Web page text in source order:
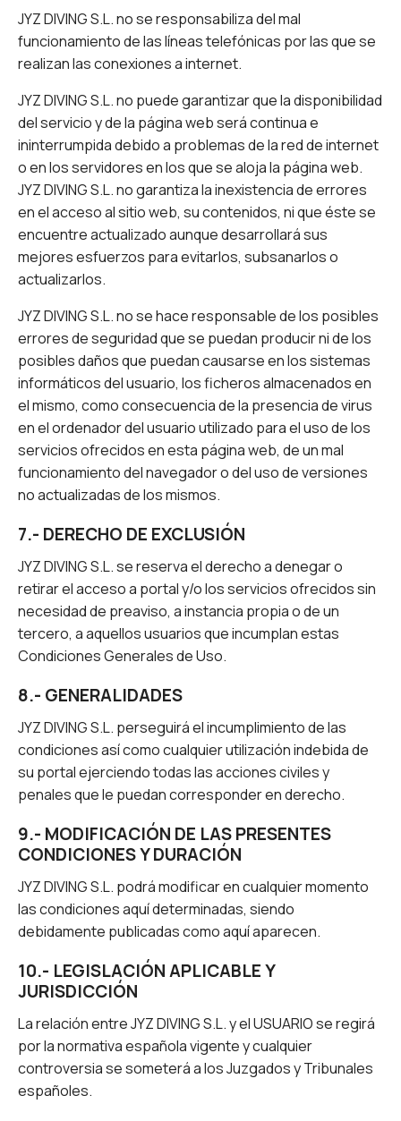
JYZ DIVING S.L. no se responsabiliza del mal
funcionamiento de las líneas telefónicas por las que se
realizan las conexiones a internet.
JYZ DIVING S.L. no puede garantizar que la disponibilidad
del servicio y de la página web será continua e
ininterrumpida debido a problemas de la red de internet
o en los servidores en los que se aloja la página web.
JYZ DIVING S.L. no garantiza la inexistencia de errores
en el acceso al sitio web, su contenidos, ni que éste se
encuentre actualizado aunque desarrollará sus
mejores esfuerzos para evitarlos, subsanarlos o
actualizarlos.
JYZ DIVING S.L. no se hace responsable de los posibles
errores de seguridad que se puedan producir ni de los
posibles daños que puedan causarse en los sistemas
informáticos del usuario, los ficheros almacenados en
el mismo, como consecuencia de la presencia de virus
en el ordenador del usuario utilizado para el uso de los
servicios ofrecidos en esta página web, de un mal
funcionamiento del navegador o del uso de versiones
no actualizadas de los mismos.
7.- DERECHO DE EXCLUSIÓN
JYZ DIVING S.L. se reserva el derecho a denegar o
retirar el acceso a portal y/o los servicios ofrecidos sin
necesidad de preaviso, a instancia propia o de un
tercero, a aquellos usuarios que incumplan estas
Condiciones Generales de Uso.
8.- GENERALIDADES
JYZ DIVING S.L. perseguirá el incumplimiento de las
condiciones así como cualquier utilización indebida de
su portal ejerciendo todas las acciones civiles y
penales que le puedan corresponder en derecho.
9.- MODIFICACIÓN DE LAS PRESENTES
CONDICIONES Y DURACIÓN
JYZ DIVING S.L. podrá modificar en cualquier momento
las condiciones aquí determinadas, siendo
debidamente publicadas como aquí aparecen.
10.- LEGISLACIÓN APLICABLE Y
JURISDICCIÓN
La relación entre JYZ DIVING S.L. y el USUARIO se regirá
por la normativa española vigente y cualquier
controversia se someterá a los Juzgados y Tribunales
españoles.